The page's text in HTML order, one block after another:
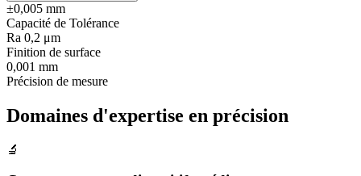
±0,005 mm
Capacité de Tolérance
Ra 0,2 μm
Finition de surface
0,001 mm
Précision de mesure
Domaines d'expertise en précision
🔬